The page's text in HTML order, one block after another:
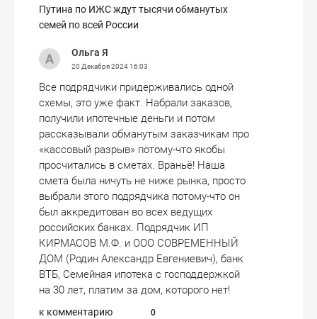
Путина по ИЖС ждут тысячи обманутых
семей по всей России
Ольга Я
20 Декабря 202416:03
Все подрядчики придерживались одной
схемы, это уже факт. Набрали заказов,
получили ипотечные деньги и потом
рассказывали обманутым заказчикам про
«кассовый разрыв» потому-что якобы
просчитались в сметах. Враньё! Наша
смета была ничуть не ниже рынка, просто
выбрали этого подрядчика потому-что он
был аккредитован во всех ведущих
российских банках. Подрядчик ИП
КИРМАСОВ М.Ф. и ООО СОВРЕМЕННЫЙ
ДОМ (Родин Александр Евгениевич), банк
ВТБ, Семейная ипотека с господдержкой
на 30 лет, платим за дом, которого нет!
к комментарию 0